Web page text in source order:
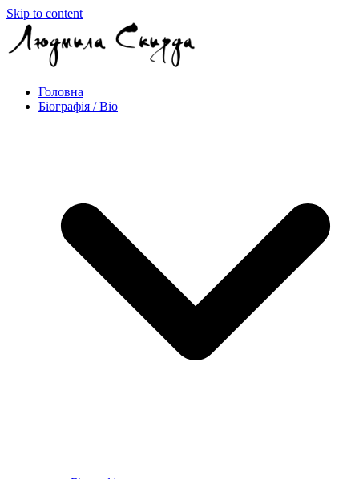
Skip to content
Головна
Біографія / Bio